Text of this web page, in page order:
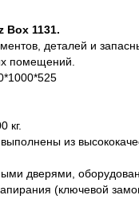
Box 1131.
деталей и
помещений.
кг.
из
дверями,
(ключевой